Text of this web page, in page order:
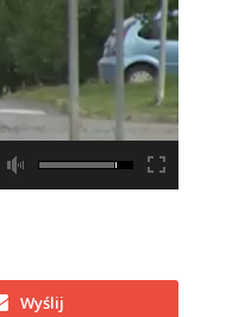
Wyślij